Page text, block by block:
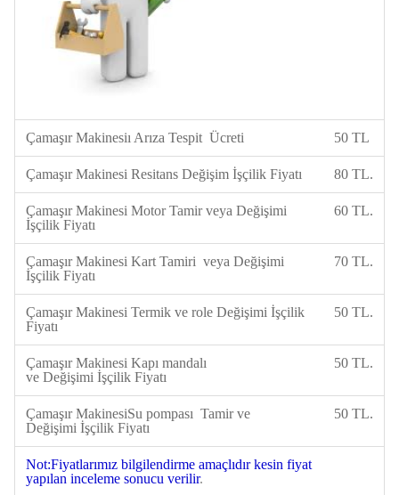
Çamaşır Makinesiı Arıza Tespit Ücreti 50 TL
Çamaşır Makinesi Resitans Değişim İşçilik Fiyatı 80 TL.
Çamaşır Makinesi Motor Tamir veya Değişimi
İşçilik Fiyatı
60 TL.
Çamaşır Makinesi Kart Tamiri veya Değişimi
İşçilik Fiyatı
70 TL.
Çamaşır Makinesi Termik ve role Değişimi İşçilik
Fiyatı
50 TL.
Çamaşır Makinesi Kapı mandalı
ve Değişimi İşçilik Fiyatı
50 TL.
Çamaşır MakinesiSu pompası Tamir ve
Değişimi İşçilik Fiyatı
50 TL.
Not:Fiyatlarımız bilgilendirme amaçlıdır kesin fiyat
yapılan inceleme sonucu verilir.